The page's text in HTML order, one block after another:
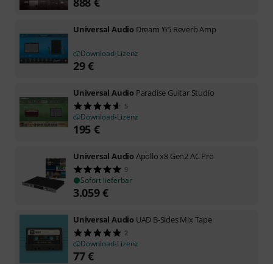
Universal Audio Dream '65 Reverb Amp
Download-Lizenz
29€
Universal Audio Paradise Guitar Studio
5
Download-Lizenz
195 €
Universal AudioApollo x8 Gen2 AC Pro
9
Sofort lieferbar
3.059€
Universal Audio UAD B-Sides Mix Tape
2
Download-Lizenz
77€